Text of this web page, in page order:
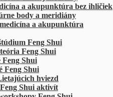
a akupunktúra bez ihličiek
body a meridiány
a akupunktúra
Feng Shui
Feng Shui
Shui
Feng Shui
hviezd
Shui aktivít